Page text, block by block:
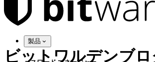
製品
ビットワルデンブ